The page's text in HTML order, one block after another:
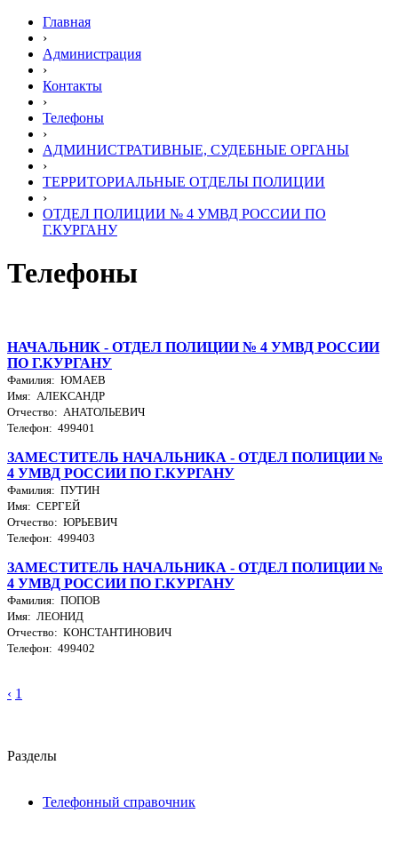
Главная
›
Администрация
›
Контакты
›
Телефоны
›
АДМИНИСТРАТИВНЫЕ, СУДЕБНЫЕ ОРГАНЫ
›
ТЕРРИТОРИАЛЬНЫЕ ОТДЕЛЫ ПОЛИЦИИ
›
ОТДЕЛ ПОЛИЦИИ № 4 УМВД РОССИИ ПО
Г.КУРГАНУ
Телефоны
НАЧАЛЬНИК - ОТДЕЛ ПОЛИЦИИ № 4 УМВД РОССИИ
ПО Г.КУРГАНУ
Фамилия: ЮМАЕВ
Имя: АЛЕКСАНДР
Отчество: АНАТОЛЬЕВИЧ
Телефон: 499401
ЗАМЕСТИТЕЛЬ НАЧАЛЬНИКА - ОТДЕЛ ПОЛИЦИИ №
4 УМВД РОССИИ ПО Г.КУРГАНУ
Фамилия: ПУТИН
Имя: СЕРГЕЙ
Отчество: ЮРЬЕВИЧ
Телефон: 499403
ЗАМЕСТИТЕЛЬ НАЧАЛЬНИКА - ОТДЕЛ ПОЛИЦИИ №
4 УМВД РОССИИ ПО Г.КУРГАНУ
Фамилия: ПОПОВ
Имя: ЛЕОНИД
Отчество: КОНСТАНТИНОВИЧ
Телефон: 499402
‹ 1
Разделы
Телефонный справочник